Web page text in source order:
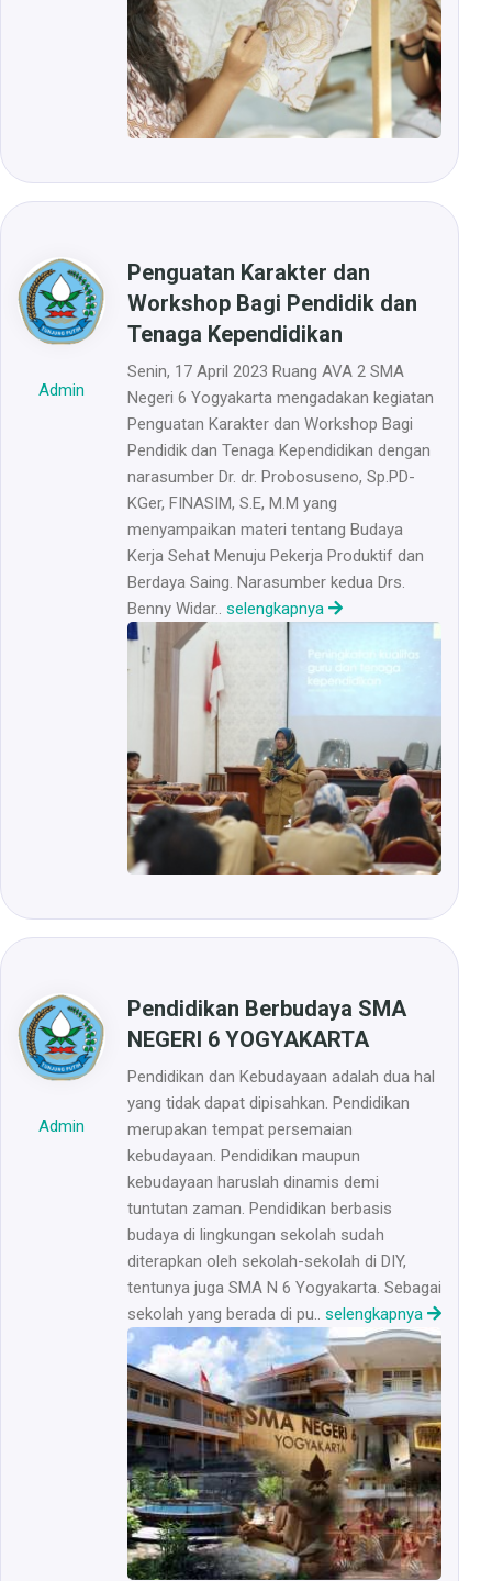
Admin
Penguatan Karakter dan
Workshop Bagi Pendidik dan
Tenaga Kependidikan
Senin, 17 April 2023 Ruang AVA 2 SMA
Negeri 6 Yogyakarta mengadakan kegiatan
Penguatan Karakter dan Workshop Bagi
Pendidik dan Tenaga Kependidikan dengan
narasumber Dr. dr. Probosuseno, Sp.PD-
KGer, FINASIM, S.E, M.M yang
menyampaikan materi tentang Budaya
Kerja Sehat Menuju Pekerja Produktif dan
Berdaya Saing. Narasumber kedua Drs.
Benny Widar.. selengkapnya
Admin
Pendidikan Berbudaya SMA
NEGERI 6 YOGYAKARTA
Pendidikan dan Kebudayaan adalah dua hal
yang tidak dapat dipisahkan. Pendidikan
merupakan tempat persemaian
kebudayaan. Pendidikan maupun
kebudayaan haruslah dinamis demi
tuntutan zaman. Pendidikan berbasis
budaya di lingkungan sekolah sudah
diterapkan oleh sekolah-sekolah di DIY,
tentunya juga SMA N 6 Yogyakarta. Sebagai
sekolah yang berada di pu.. selengkapnya